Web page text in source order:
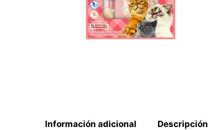
Información adicional Descripción